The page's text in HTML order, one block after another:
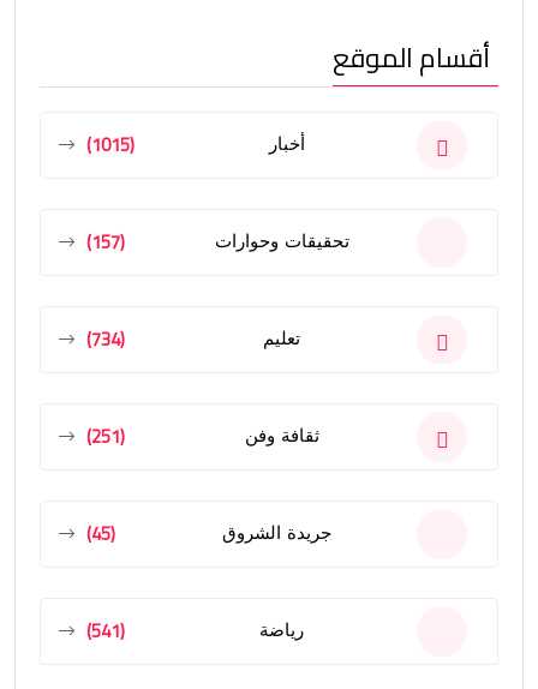
أقسام الموقع
أخبار (1015)
تحقيقات وحوارات (157)
تعليم (734)
ثقافة وفن (251)
جريدة الشروق (45)
رياضة (541)